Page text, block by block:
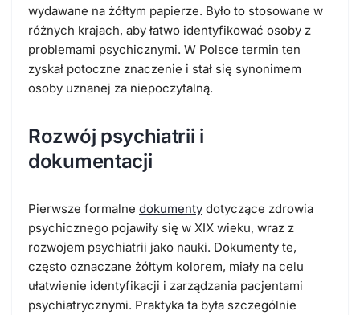
wydawane na żółtym papierze. Było to stosowane w
różnych krajach, aby łatwo identyfikować osoby z
problemami psychicznymi. W Polsce termin ten
zyskał potoczne znaczenie i stał się synonimem
osoby uznanej za niepoczytalną.
Rozwój psychiatrii i
dokumentacji
Pierwsze formalne dokumenty dotyczące zdrowia
psychicznego pojawiły się w XIX wieku, wraz z
rozwojem psychiatrii jako nauki. Dokumenty te,
często oznaczane żółtym kolorem, miały na celu
ułatwienie identyfikacji i zarządzania pacjentami
psychiatrycznymi. Praktyka ta była szczególnie